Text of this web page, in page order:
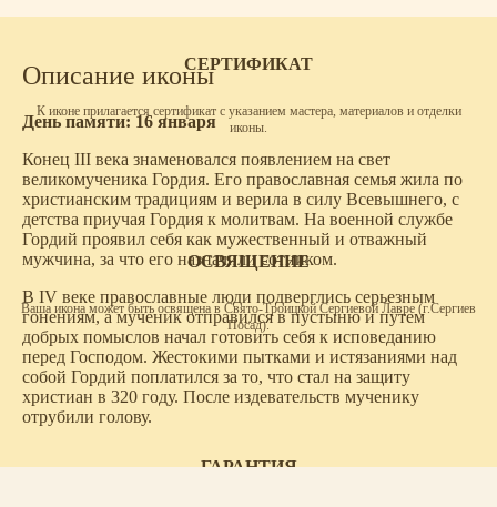
СЕРТИФИКАТ
К иконе прилагается сертификат с указанием мастера, материалов и отделки
иконы.
ОСВЯЩЕНИЕ
Ваша икона может быть освящена в Свято-Троицкой Сергиевой Лавре (г.Сергиев
Посад).
ГАРАНТИЯ
Описание иконы
День памяти: 16 января
Конец III века знаменовался появлением на свет
великомученика Гордия. Его православная семья жила по
христианским традициям и верила в силу Всевышнего, с
детства приучая Гордия к молитвам. На военной службе
Гордий проявил себя как мужественный и отважный
мужчина, за что его назначили сотником.
В IV веке православные люди подверглись серьезным
гонениям, а мученик отправился в пустыню и путем
добрых помыслов начал готовить себя к исповеданию
перед Господом. Жестокими пытками и истязаниями над
собой Гордий поплатился за то, что стал на защиту
христиан в 320 году. После издевательств мученику
отрубили голову.